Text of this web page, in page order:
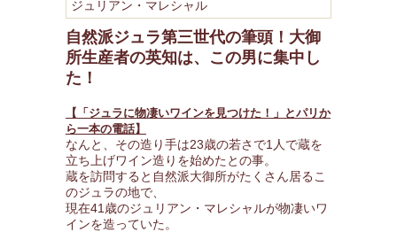
ジュリアン・マレシャル
自然派ジュラ第三世代の筆頭！大御
所生産者の英知は、この男に集中し
た！
【「ジュラに物凄いワインを見つけた！」とパリか
ら一本の電話】
なんと、その造り手は23歳の若さで1人で蔵を
立ち上げワイン造りを始めたとの事。
蔵を訪問すると自然派大御所がたくさん居るこ
のジュラの地で、
現在41歳のジュリアン・マレシャルが物凄いワ
インを造っていた。